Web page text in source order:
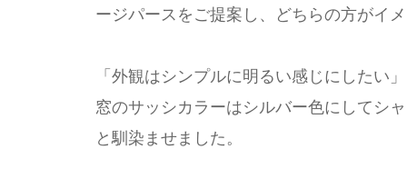
ージパースをご提案し、どちらの方がイ
「外観はシンプルに明るい感じにしたい
窓のサッシカラーはシルバー色にしてシ
と馴染ませました。